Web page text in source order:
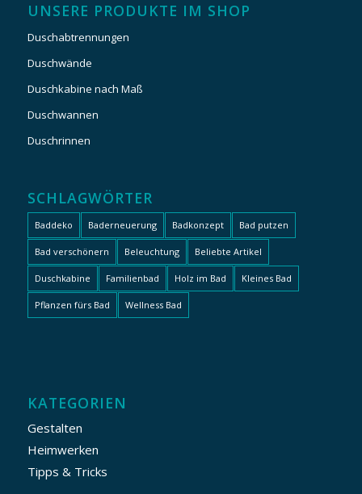
UNSERE PRODUKTE IM SHOP
Duschabtrennungen
Duschwände
Duschkabine nach Maß
Duschwannen
Duschrinnen
SCHLAGWÖRTER
Baddeko Baderneuerung Badkonzept Bad putzen
Bad verschönern Beleuchtung Beliebte Artikel
Duschkabine Familienbad Holz im Bad Kleines Bad
Pflanzen fürs Bad Wellness Bad
KATEGORIEN
Gestalten
Heimwerken
Tipps & Tricks